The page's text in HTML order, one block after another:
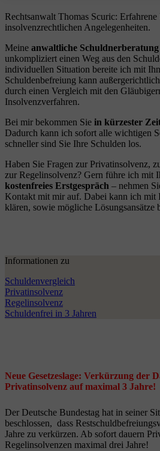
Rechtsanwalt Thomas Scuric:
insolvenzrechtlichen Angelegenheiten.
Meine anwaltliche Schuldnerberatung
unkompliziert einen Weg aus den
individuellen Situation bereite ich mit
Schuldenbefreiung kann
durch einen Vergleich mit den
Insolvenzverfahren.
Bei mir bekommen Sie in kürzester
Dadurch kann ich sofort alle wichtigen
schneller sind Sie Ihre Schulden los.
Haben Sie Fragen zur Privatinsolvenz,
zur Regelinsolvenz? Gern führe ich mit
kostenfreies Erstgespräch – nehmen
Kontakt mit mir auf. Dabei kann ich mit
klären, sowie mögliche Lösungsansätze
Informationen zu
Schuldenvergleich
Privatinsolvenz
Regelinsolvenz
Schuldenfrei in 3 Jahren
Neue Gesetzeslage: Verkürzung der
Privatinsolvenz auf maximal 3 Jahre!
Der Deutsche Bundestag hat in seiner
beschlossen, dass
Jahre zu verkürzen. Ab sofort dauern
Regelinsolvenzen maximal drei Jahre!